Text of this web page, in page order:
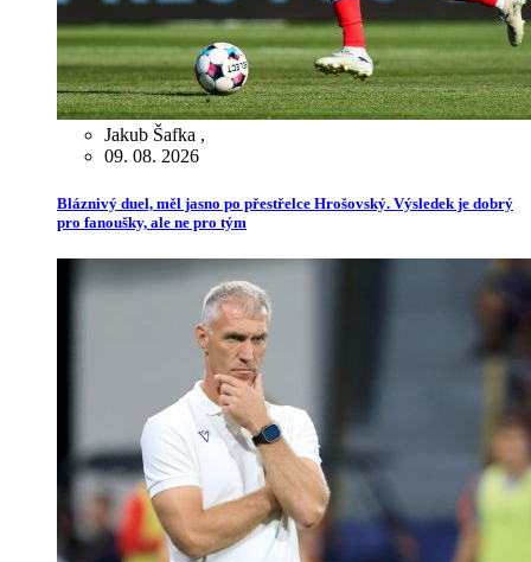
Jakub Šafka ,
09. 08. 2026
Bláznivý duel, měl jasno po přestřelce Hrošovský. Výsledek je dobrý
pro fanoušky, ale ne pro tým